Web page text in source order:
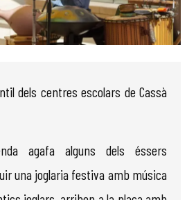
dels centres escolars de Cassà
agafa alguns dels éssers
una joglaria festiva amb música